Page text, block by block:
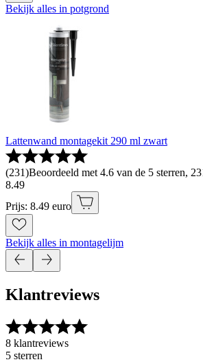
Bekijk alles in potgrond
Lattenwand montagekit 290 ml zwart
(231)Beoordeeld met 4.6 van de 5 sterren,
8.49
Prijs: 8.49 euro
Bekijk alles in montagelijm
Klantreviews
8 klantreviews
5 sterren